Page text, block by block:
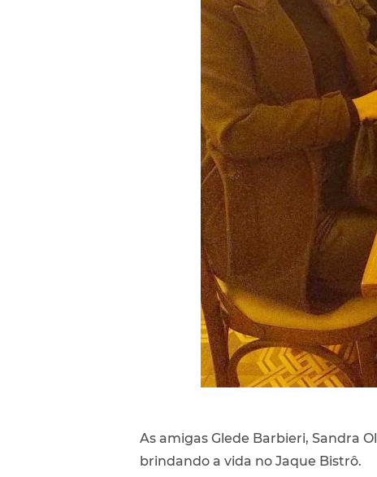
As amigas Glede Barbieri, Sandra
brindando a vida no Jaque Bistrô.